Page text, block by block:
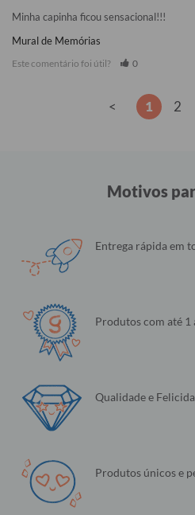
Minha capinha ficou sensacional!!!
Mural de Memórias
Este comentário foi útil? 0
< 1 2
Motivos
Entrega rápida em
Produtos com até 1
Qualidade e
Produtos únicos e